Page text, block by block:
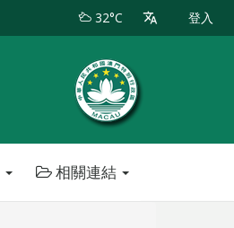
32°C 登入
相關連結